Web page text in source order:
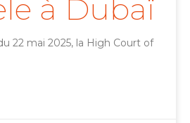
à Dubaï
22 mai 2025, la High Court of